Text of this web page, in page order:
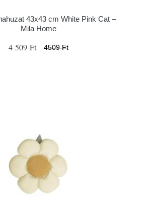
43x43 cm White Pink Cat –
Mila Home
4 509 Ft 4509 Ft